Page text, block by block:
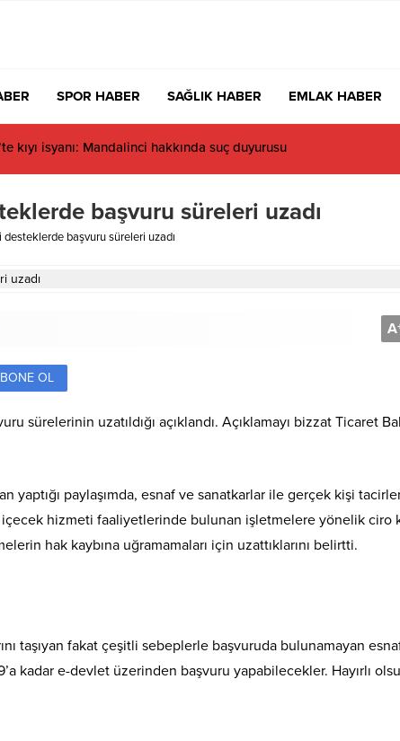
SPOR HABER SAĞLIK HABER EMLAK HABER
kıyı isyanı: Mandalinci hakkında suç duyurusu
başvuru süreleri uzadı
desteklerde başvuru süreleri uzadı
A
OL
sürelerinin uzatıldığı açıklandı. Açıklamayı bizzat Ticaret
yaptığı paylaşımda, esnaf ve sanatkarlar ile gerçek kişi
hizmeti faaliyetlerinde bulunan işletmelere yönelik ciro
hak kaybına uğramamaları için uzattıklarını belirtti.
taşıyan fakat çeşitli sebeplerle başvuruda bulunamayan
kadar e-devlet üzerinden başvuru yapabilecekler. Hayırlı